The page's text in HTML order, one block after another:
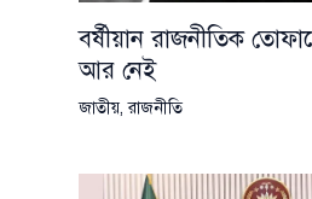
বর্ষীয়ান রাজনীতিক
আর নেই
জাতীয়,রাজনীতি